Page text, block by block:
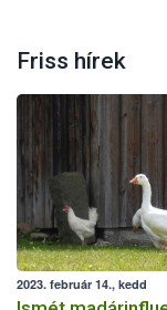
Friss hírek
2023. február 14., kedd